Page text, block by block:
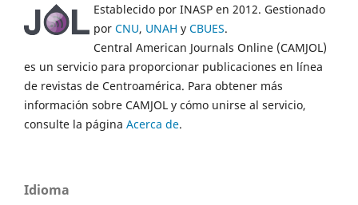
Establecido por INASP en 2012. Gestionado
por CNU, UNAH y CBUES.
Central American Journals Online (CAMJOL)
es un servicio para proporcionar publicaciones en línea
de revistas de Centroamérica. Para obtener más
información sobre CAMJOL y cómo unirse al servicio,
consulte la página Acerca de.
Idioma